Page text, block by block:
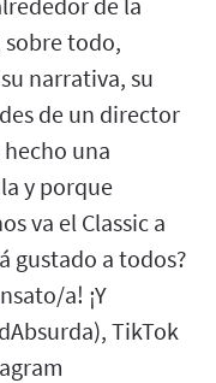
sobre todo,
narrativa, su
de un director
una
y porque
va el Classic a
gustado a todos?
a! ¡Y
TikTok